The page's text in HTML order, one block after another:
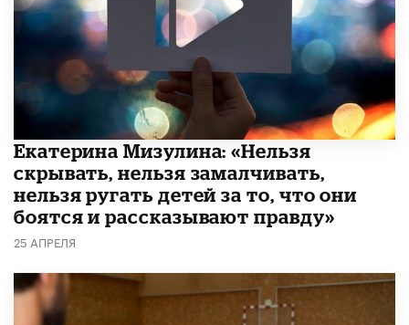
Екатерина Мизулина: «Нельзя
скрывать, нельзя замалчивать,
нельзя ругать детей за то, что они
боятся и рассказывают правду»
25 АПРЕЛЯ